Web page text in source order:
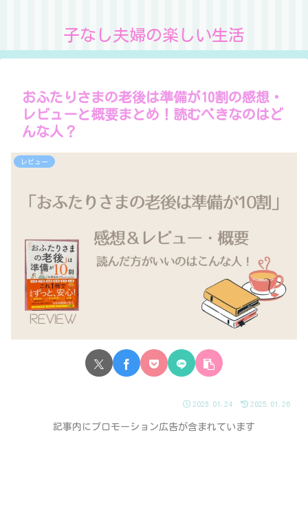
子なし夫婦の楽しい生活
おふたりさまの老後は準備が10割の感想・
レビューと概要まとめ！読むべきなのはど
んな人？
レビュー
2025.01.24 2025.01.26
記事内にプロモーション広告が含まれています